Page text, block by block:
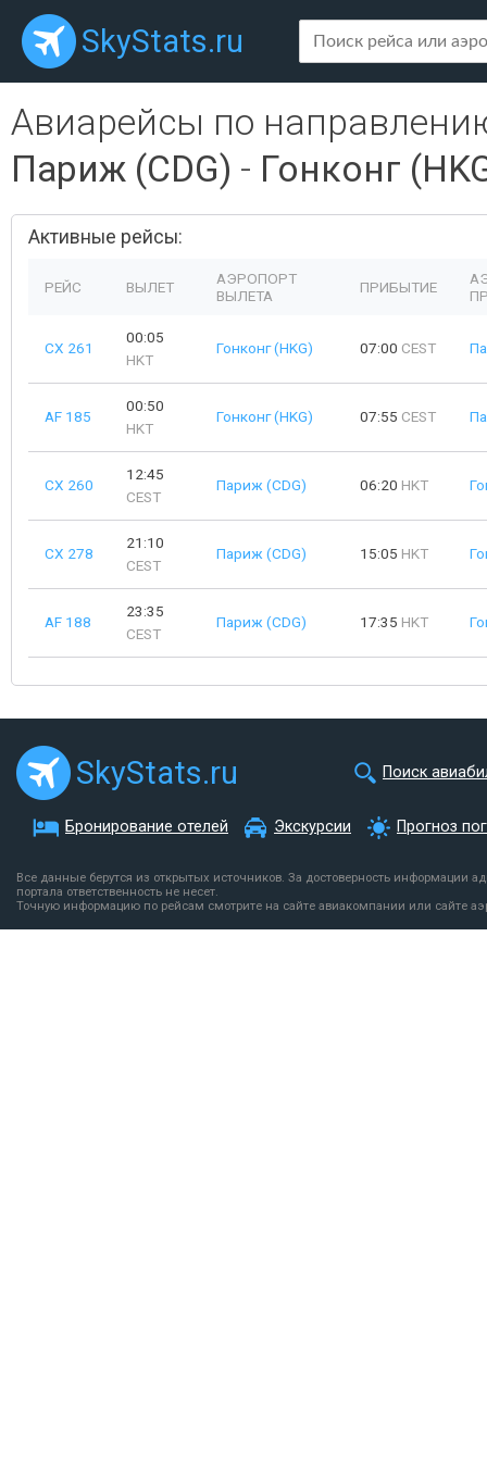
SkyStats.ru
Авиарейсы по
Париж (CDG) - Гонконг
Активные рейсы:
РЕЙС ВЫЛЕТ
АЭРОПОРТ
ВЫЛЕТА
ПРИБЫТИЕ
CX 261
00:05
HKT
Гонконг (HKG) 07:00 CEST
AF 185
00:50
HKT
Гонконг (HKG) 07:55 CEST
CX 260
12:45
CEST
Париж (CDG) 06:20 HKT
CX 278
21:10
CEST
Париж (CDG) 15:05 HKT
AF 188
23:35
CEST
Париж (CDG) 17:35 HKT
SkyStats.ru Поиск
Бронирование отелей Экскурсии Прогноз
Все данные берутся из открытых источников. За достоверность информации
портала ответственность не несет.
Точную информацию по рейсам смотрите на сайте авиакомпании или сайте